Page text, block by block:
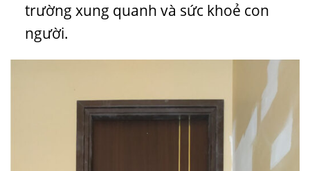
trường xung quanh và sức khoẻ con
người.